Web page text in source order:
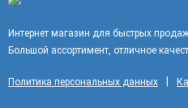
Интернет магазин для быстрых
Большой ассортимент, отличное
Политика персональных данных